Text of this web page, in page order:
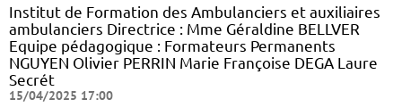
Institut de Formation des Ambulanciers et auxiliaires
ambulanciers Directrice : Mme Géraldine BELLVER
Equipe pédagogique : Formateurs Permanents
NGUYEN Olivier PERRIN Marie Françoise DEGA Laure
Secrét
15/04/2025 17:00